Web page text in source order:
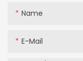
Name
E-Mail